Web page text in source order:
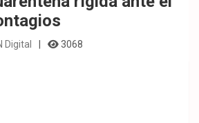
Digital 3068